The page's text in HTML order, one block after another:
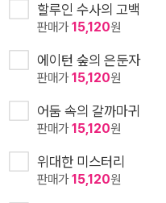
할루인 수사의 고백
판매가15,120원
에이턴 숲의 은둔자
판매가15,120원
어둠 속의 갈까마귀
판매가15,120원
위대한 미스터리
판매가15,120원